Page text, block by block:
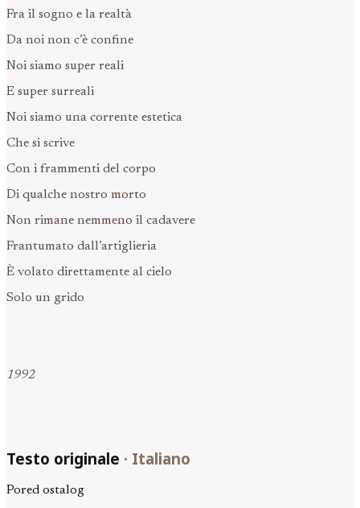
Fra il sogno e la realtà
Da noi non c’è confine
Noi siamo super reali
E super surreali
Noi siamo una corrente estetica
Che si scrive
Con i frammenti del corpo
Di qualche nostro morto
Non rimane nemmeno il cadavere
Frantumato dall’artiglieria
È volato direttamente al cielo
Solo un grido
1992
Testo originale · Italiano
Pored ostalog